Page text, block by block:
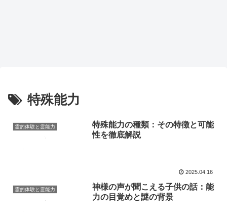
特殊能力
霊的体験と霊能力
特殊能力の種類：その特徴と可能
性を徹底解説
2025.04.16
霊的体験と霊能力
神様の声が聞こえる子供の話：能
力の目覚めと謎の背景